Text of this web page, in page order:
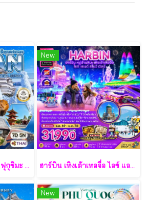
ทัวร์ญี่ปุ่น - โตเกียว - ฟุกุชิมะ - ยามากะตะ - เซนได 7 วัน - TG
New
ฮาร์บิน เหิงเต้าเหอจื่อ ไอซ์ แอนด์ สโนว์ เวิล์ด 7 วัน 5 คืน-XJ
New